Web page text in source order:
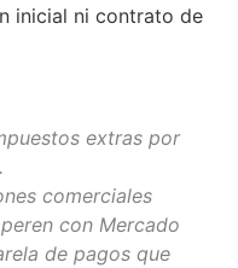
inicial ni contrato de
extras por
comerciales
con Mercado
de pagos que